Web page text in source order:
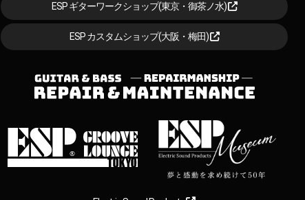
ESP ギターワークショップ(東京・御茶ノ水)
ESP カスタムショップ(大阪・梅田)